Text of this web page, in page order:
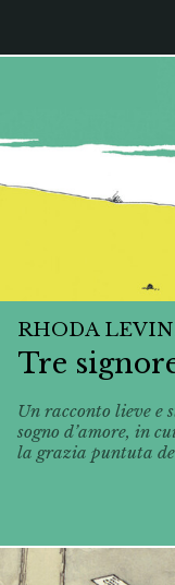
RHODA
Tre
Un racconto lieve e
sogno d’amore, in
la grazia puntuta